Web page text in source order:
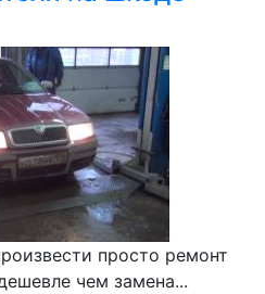
просто ремонт
чем замена...